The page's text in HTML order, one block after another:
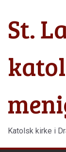
innholdet
St.
Katolsk kirke i